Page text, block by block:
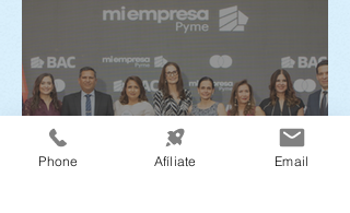
Bancos de Alimentos
Phone Afíliate Email